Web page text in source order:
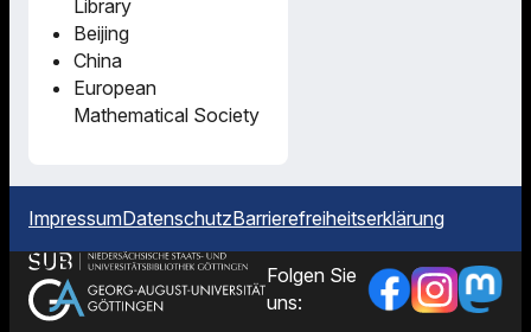
Library
Beijing
China
European
Mathematical Society
ImpressumDatenschutzBarrierefreiheitserklärung
Folgen Sie
uns: